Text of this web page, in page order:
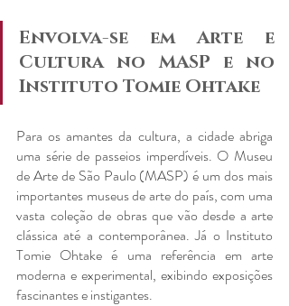
Envolva-se em Arte e
Cultura no MASP e no
Instituto Tomie Ohtake
Para os amantes da cultura, a cidade abriga
uma série de passeios imperdíveis. O Museu
de Arte de São Paulo (MASP) é um dos mais
importantes museus de arte do país, com uma
vasta coleção de obras que vão desde a arte
clássica até a contemporânea. Já o Instituto
Tomie Ohtake é uma referência em arte
moderna e experimental, exibindo exposições
fascinantes e instigantes.